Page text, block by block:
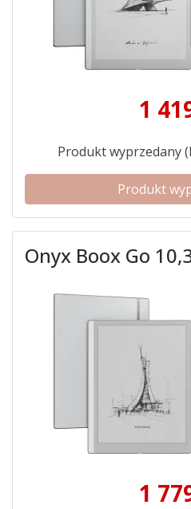
1
Produkt wyprzedany
Produkt
Onyx Boox Go
1